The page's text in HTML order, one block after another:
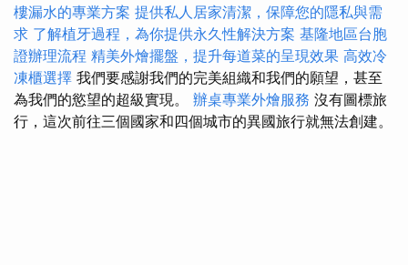
樓漏水的專業方案 提供私人居家清潔，保障您的隱私與需
求 了解植牙過程，為你提供永久性解決方案 基隆地區台胞
證辦理流程 精美外燴擺盤，提升每道菜的呈現效果 高效冷
凍櫃選擇 我們要感謝我們的完美組織和我們的願望，甚至
為我們的慾望的超級實現。 辦桌專業外燴服務 沒有圖標旅
行，這次前往三個國家和四個城市的異國旅行就無法創建。